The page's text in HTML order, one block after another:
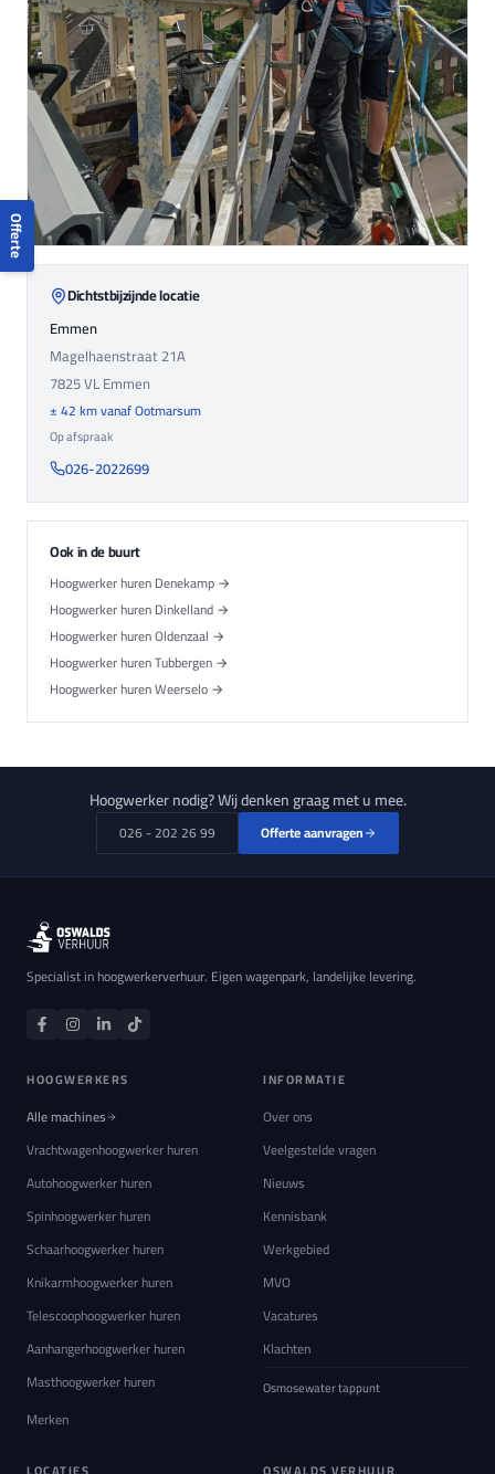
Dichtstbijzijnde locatie
Emmen
Magelhaenstraat 21A
7825 VLEmmen
± 42 km vanaf Ootmarsum
Op afspraak
026-2022699
Ook in de buurt
Hoogwerker huren Denekamp →
Hoogwerker huren Dinkelland →
Hoogwerker huren Oldenzaal →
Hoogwerker huren Tubbergen →
Hoogwerker huren Weerselo →
Offerte
Hoogwerker nodig? Wij denken graag met u mee.
026 - 202 26 99 Offerte aanvragen
Specialist in hoogwerkerverhuur. Eigen wagenpark, landelijke levering.
HOOGWERKERS
Alle machines
Vrachtwagenhoogwerker huren
Autohoogwerker huren
Spinhoogwerker huren
Schaarhoogwerker huren
Knikarmhoogwerker huren
Telescoophoogwerker huren
Aanhangerhoogwerker huren
Masthoogwerker huren
Merken
INFORMATIE
Over ons
Veelgestelde vragen
Nieuws
Kennisbank
Werkgebied
MVO
Vacatures
Klachten
Osmosewater tappunt